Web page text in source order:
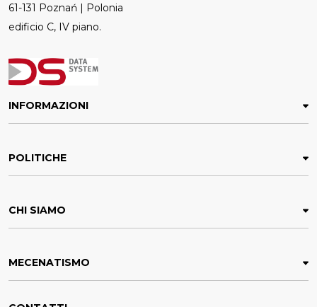
61-131 Poznań | Polonia
edificio C, IV piano.
INFORMAZIONI
POLITICHE
CHI SIAMO
MECENATISMO